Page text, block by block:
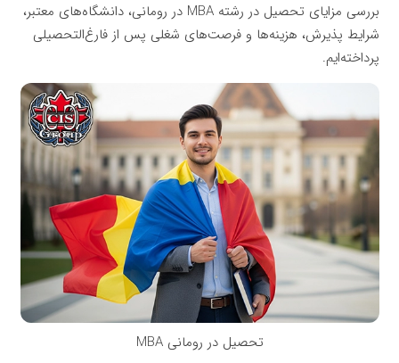
بررسی مزایای تحصیل در رشته MBA در رومانی، دانشگاه‌های معتبر،
شرایط پذیرش، هزینه‌ها و فرصت‌های شغلی پس از فارغ‌التحصیلی
پرداخته‌ایم.
تحصیل در رومانی MBA